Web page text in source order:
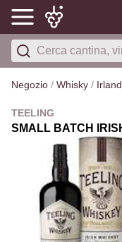
Negozio / Whisky /
TEELING
SMALL BATCH